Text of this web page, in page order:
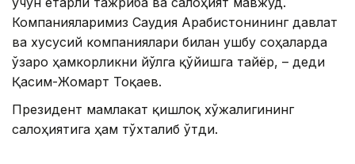
Компанияларимиз Саудия Арабистонининг давлат
ва хусусий компаниялари билан ушбу соҳаларда
ўзаро ҳамкорликни йўлга қўйишга тайёр, – деди
Қасим-Жомарт Тоқаев.
Президент мамлакат қишлоқ хўжалигининг
салоҳиятига ҳам тўхталиб ўтди.